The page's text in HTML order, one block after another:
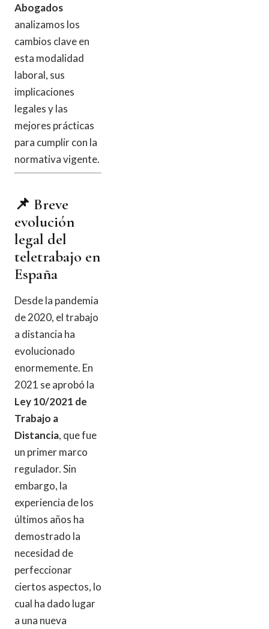
Abogados
analizamos los
cambios clave en
esta modalidad
laboral, sus
implicaciones
legales y las
mejores prácticas
para cumplir con la
normativa vigente.
📌 Breve
evolución
legal del
teletrabajo en
España
Desde la pandemia
de 2020, el trabajo
a distancia ha
evolucionado
enormemente. En
2021 se aprobó la
Ley 10/2021 de
Trabajo a
Distancia, que fue
un primer marco
regulador. Sin
embargo, la
experiencia de los
últimos años ha
demostrado la
necesidad de
perfeccionar
ciertos aspectos, lo
cual ha dado lugar
a una nueva